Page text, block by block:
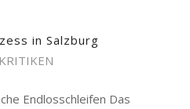
in Salzburg
Endlosschleifen Das